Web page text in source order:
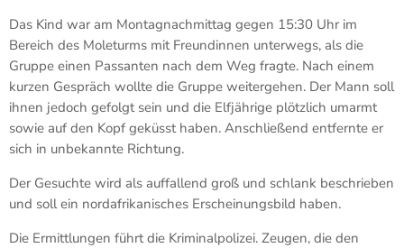
Das Kind war am Montagnachmittag gegen 15:30 Uhr im
Bereich des Moleturms mit Freundinnen unterwegs, als die
Gruppe einen Passanten nach dem Weg fragte. Nach einem
kurzen Gespräch wollte die Gruppe weitergehen. Der Mann soll
ihnen jedoch gefolgt sein und die Elfjährige plötzlich umarmt
sowie auf den Kopf geküsst haben. Anschließend entfernte er
sich in unbekannte Richtung.
Der Gesuchte wird als auffallend groß und schlank beschrieben
und soll ein nordafrikanisches Erscheinungsbild haben.
Die Ermittlungen führt die Kriminalpolizei. Zeugen, die den